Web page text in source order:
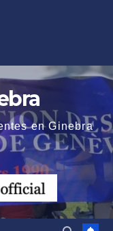
en Ginebra